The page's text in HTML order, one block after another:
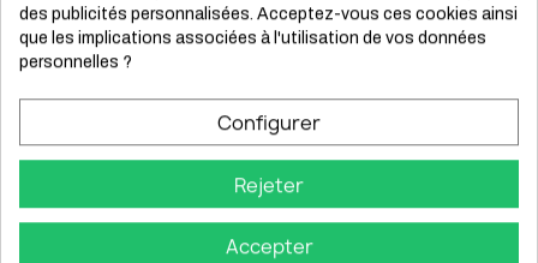
Attelage Dr DR 4.0
Rotule fixe en col de cygne
10/21
des publicités personnalisées. Acceptez-vous ces cookies ainsi
que les implications associées à l'utilisation de vos données
personnelles ?
Configurer
Rejeter
Accepter